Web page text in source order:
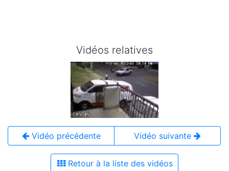
Vidéos relatives
Vidéo précédente Vidéo suivante
Retour à la liste des vidéos